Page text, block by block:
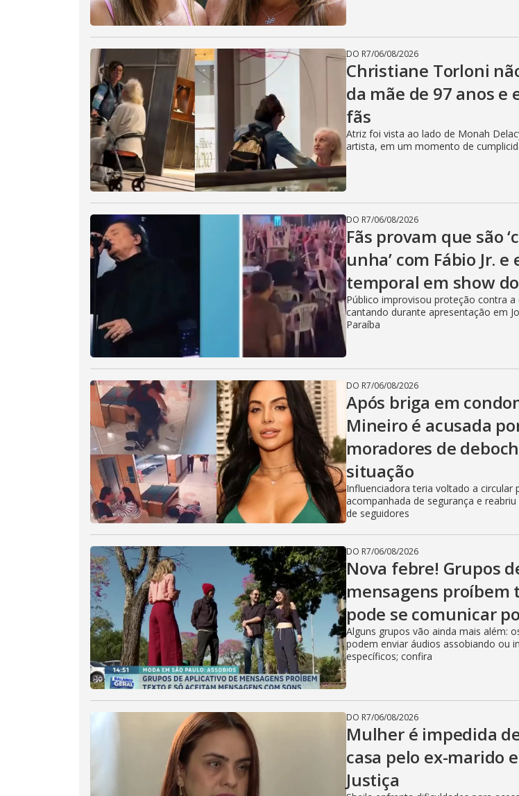
DO R7/06/08/2026
Christiane Torloni
da mãe de 97 anos e
fãs
Atriz foi vista ao lado de Monah
artista, em um momento de
DO R7/06/08/2026
Fãs provam que são
unha’ com Fábio Jr.
temporal em show
Público improvisou proteção contra a
cantando durante apresentação em
Paraíba
DO R7/06/08/2026
Após briga em
Mineiro é acusada
moradores de
situação
Influenciadora teria voltado a circular
acompanhada de segurança e
de seguidores
DO R7/06/08/2026
Nova febre! Grupos
mensagens proíbem
pode se comunicar
Alguns grupos vão ainda mais além:
podem enviar áudios assobiando ou
específicos; confira
DO R7/06/08/2026
Mulher é impedida
casa pelo ex-marido
Justiça